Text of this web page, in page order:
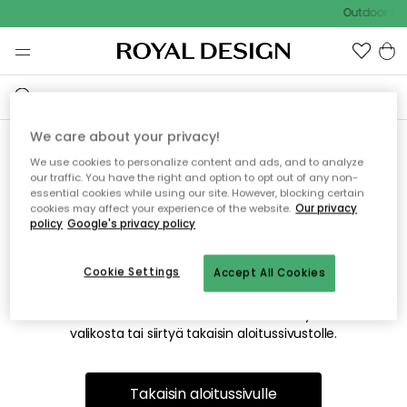
Outdoor
Emme valitettavasti löydä
etsimääsi sivua
Tämä voi johtua siitä, että sivua ei enää ole tai siitä, että se
on siirretty muualle. Pahoittelemme tästä mahdollisesti
valikosta tai siirtyä takaisin aloitussivustolle.
Takaisin aloitussivulle
We care about your privacy!
We use cookies to personalize content and ads, and to analyze
our traffic. You have the right and option to opt out of any non-
essential cookies while using our site. However, blocking certain
cookies may affect your experience of the website. Our privacy
policy Google's privacy policy
Accept All Cookies
Cookie Settings